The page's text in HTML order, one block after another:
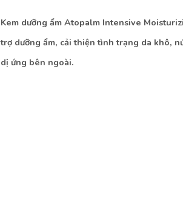
Kem dưỡng ẩm Atopalm Intensive
trợ dưỡng ẩm, cải thiện tình trạng da khô,
dị ứng bên ngoài.